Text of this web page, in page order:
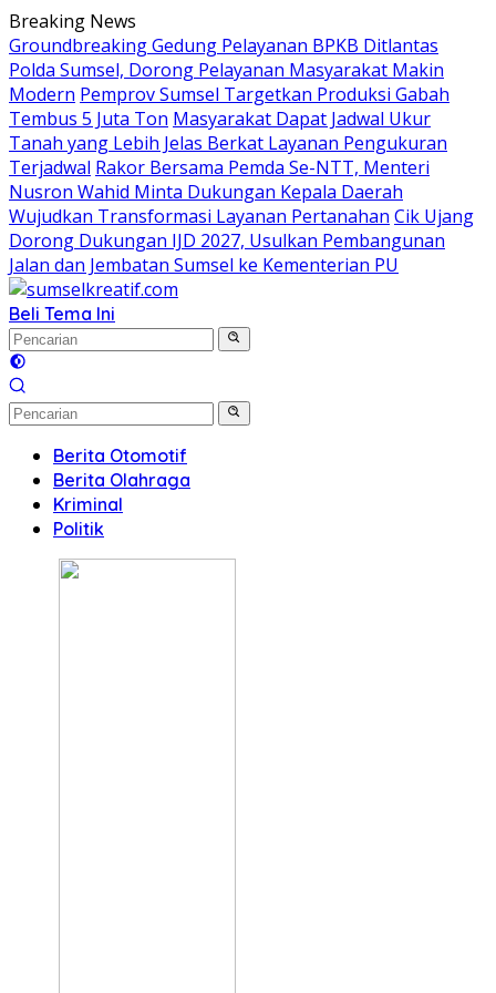
Langsung
ke
konten
Breaking News
Groundbreaking Gedung Pelayanan BPKB Ditlantas
Polda Sumsel, Dorong Pelayanan Masyarakat Makin
Modern Pemprov Sumsel Targetkan Produksi Gabah
Tembus 5 Juta Ton Masyarakat Dapat Jadwal Ukur
Tanah yang Lebih Jelas Berkat Layanan Pengukuran
Terjadwal Rakor Bersama Pemda Se-NTT, Menteri
Nusron Wahid Minta Dukungan Kepala Daerah
Wujudkan Transformasi Layanan Pertanahan Cik Ujang
Dorong Dukungan IJD 2027, Usulkan Pembangunan
Jalan dan Jembatan Sumsel ke Kementerian PU
Beli Tema Ini
Berita Otomotif
Berita Olahraga
Kriminal
Politik